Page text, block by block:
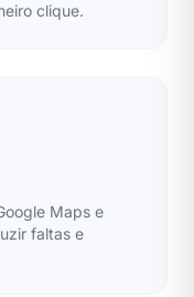
clique.
Maps e
faltas e